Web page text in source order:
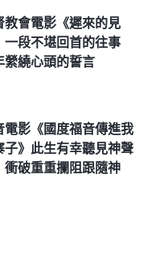
教會電影《遲來的見
一段不堪回首的往事
縈繞心頭的誓言
電影《國度福音傳進我
子》此生有幸聽見神聲
破重重攔阻跟隨神